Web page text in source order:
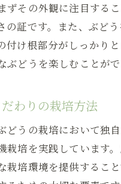
ずその外観に注目する
の証です。また、ぶど
付け根部分がしっかり
ぶどうを楽しむことがで
わりの栽培方法
どうの栽培において独
栽培を実践しています
栽培環境を提供するこ